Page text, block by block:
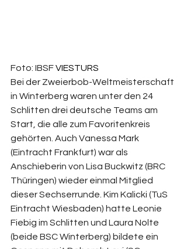
Foto: IBSF VIESTURS
Bei der Zweierbob-Weltmeisterschaft
in Winterberg waren unter den 24
Schlitten drei deutsche Teams am
Start, die alle zum Favoritenkreis
gehörten. Auch Vanessa Mark
(Eintracht Frankfurt) war als
Anschieberin von Lisa Buckwitz (BRC
Thüringen) wieder einmal Mitglied
dieser Sechserrunde. Kim Kalicki (TuS
Eintracht Wiesbaden) hatte Leonie
Fiebig im Schlitten und Laura Nolte
(beide BSC Winterberg) bildete ein